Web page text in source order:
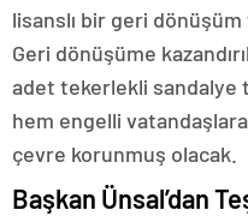
lisanslı bir geri
Geri dönüşüme
adet tekerlekli sandalye
hem engelli
çevre korunmuş olacak.
Başkan Ünsal’dan